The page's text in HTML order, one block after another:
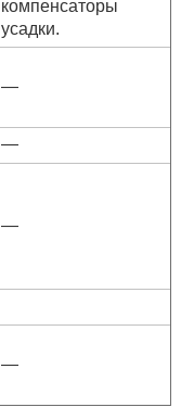
компенсаторы
усадки.
—
—
—
—